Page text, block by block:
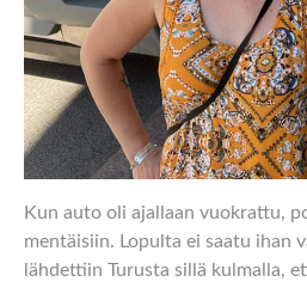
Kun auto oli ajallaan vuokrattu,
mentäisiin. Lopulta ei saatu ihan
lähdettiin Turusta sillä kulmalla,